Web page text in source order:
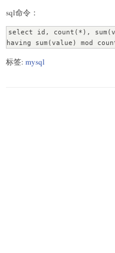
sql命令：
select id, count(*),
having sum(value) mod
标签: mysql